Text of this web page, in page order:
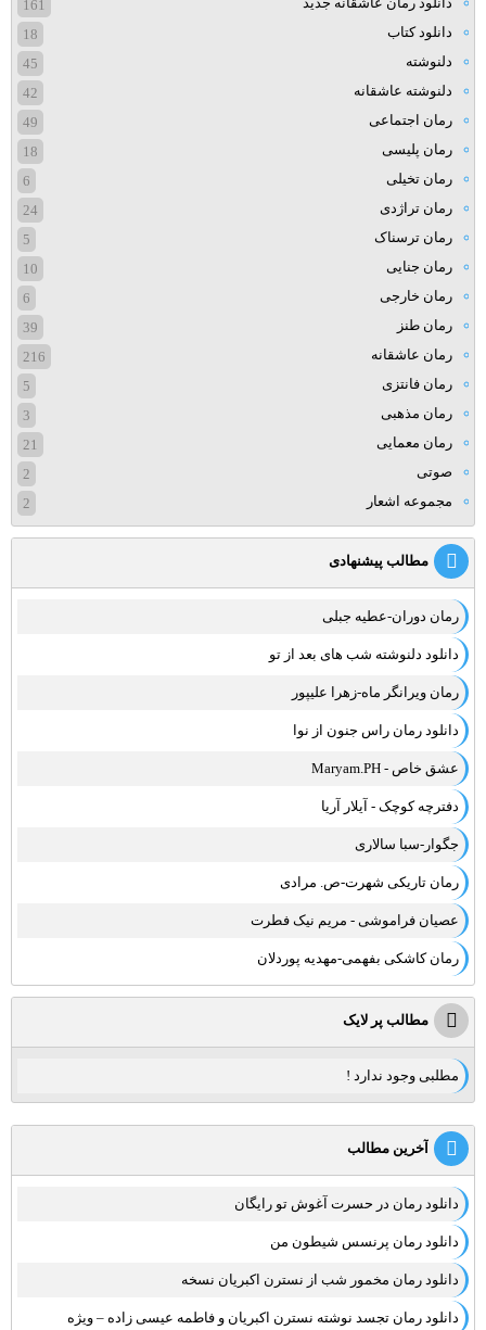
161
دانلود کتاب
18
دلنوشته
45
دلنوشته عاشقانه
42
رمان اجتماعی
49
رمان پلیسی
18
رمان تخیلی
6
رمان تراژدی
24
رمان ترسناک
5
رمان جنایی
10
رمان خارجی
6
رمان طنز
39
رمان عاشقانه
216
رمان فانتزی
5
رمان مذهبی
3
رمان معمایی
21
صوتی
2
مجموعه اشعار
2
مطالب پیشنهادی
رمان دوران-عطیه جبلی
دانلود دلنوشته شب های بعد از تو
رمان ویرانگر ماه-زهرا علیپور
دانلود رمان راس جنون از نوا
عشق خاص - Maryam.PH
دفترچه کوچک - آیلار آریا
جگوار-سبا سالاری
رمان تاریکی شهرت-ص. مرادی
عصیان فراموشی - مریم نیک فطرت
رمان کاشکی بفهمی-مهدیه پوردلان
مطالب پر لایک
مطلبی وجود ندارد !
آخرین مطالب
دانلود رمان در حسرت آغوش تو رایگان
دانلود رمان پرنسس شیطون من
دانلود رمان مخمور شب از نسترن اکبریان نسخه
دانلود رمان تجسد نوشته نسترن اکبریان و فاطمه عیسی زاده – ویژه